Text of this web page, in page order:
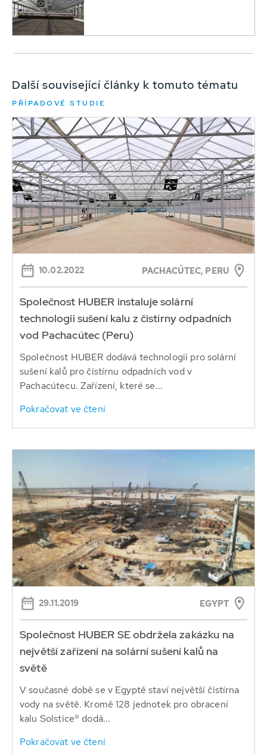
Další související články k tomuto tématu
PŘÍPADOVÉ STUDIE
10.02.2022 PACHACÚTEC, PERU
Společnost HUBER instaluje solární
technologii sušení kalu z čistírny odpadních
vod Pachacútec (Peru)
Společnost HUBER dodává technologii pro solární
sušení kalů pro čistírnu odpadních vod v
Pachacútecu. Zařízení, které se...
Pokračovat ve čtení
29.11.2019 EGYPT
Společnost HUBER SE obdržela zakázku na
největší zařízení na solární sušení kalů na
světě
V současné době se v Egyptě staví největší čistírna
vody na světě. Kromě 128 jednotek pro obracení
kalu Solstice® dodá...
Pokračovat ve čtení